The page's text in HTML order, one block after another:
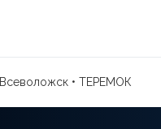
Всеволожск • ТЕРЕМОК